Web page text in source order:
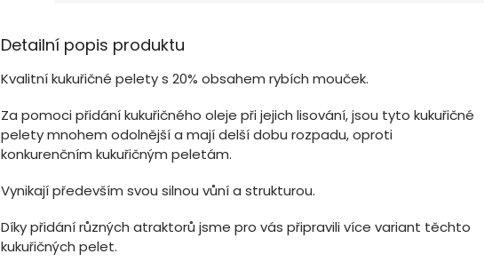
Detailní popis produktu
Kvalitní kukuřičné pelety s 20% obsahem rybích mouček.
Za pomoci přidání kukuřičného oleje při jejich lisování, jsou tyto kukuřičné
pelety mnohem odolnější a mají delší dobu rozpadu, oproti
konkurenčním kukuřičným peletám.
Vynikají především svou silnou vůní a strukturou.
Díky přidání různých atraktorů jsme pro vás připravili více variant těchto
kukuřičných pelet.